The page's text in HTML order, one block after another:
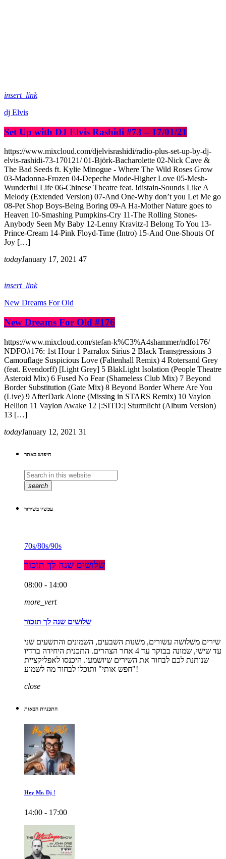
insert_link
dj Elvis
Set Up with DJ Elvis Rashidi #73 – 17/01/21
https://www.mixcloud.com/djelvisrashidi/radio-plus-set-up-by-dj-
elvis-rashidi-73-170121/ 01-Björk-Bacharolette 02-Nick Cave &
The Bad Seeds ft. Kylie Minogue - Where The Wild Roses Grow
03-Madonna-Frozen 04-Depeche Mode-Higher Love 05-Mesh-
Wunderful Life 06-Chinese Theatre feat. !distain-Sounds Like A
Melody (Extended Version) 07-And One-Why don’t you Let Me go
08-Pet Shop Boys-Being Boring 09-A Ha-Mother Nature goes to
Heaven 10-Smashing Pumpkins-Cry 11-The Rolling Stones-
Anybody Seen My Baby 12-Lenny Kravitz-I Belong To You 13-
Prince-Cream 14-Pink Floyd-Time (Intro) 15-And One-Shouts Of
Joy […]
todayJanuary 17, 2021 47
insert_link
New Dreams For Old
New Dreams For Old #176
https://www.mixcloud.com/stefan-k%C3%A4shammer/ndfo176/
NDFO#176: 1st Hour 1 Parralox Sirius 2 Black Transgressions 3
Camouflage Suspicious Love (Faltenhall Remix) 4 Rotersand Grey
(feat. Evendorff) [Light Grey] 5 BlakLight Isolation (People Theatre
Asteroid Mix) 6 Fused No Fear (Shameless Club Mix) 7 Beyond
Border Substitution (Gate Mix) 8 Beyond Border Where Are You
(Live) 9 AfterDark Alone (Missing in STARS Remix) 10 Vaylon
Hellion 11 Vaylon Awake 12 [:SITD:] Sturmlicht (Album Version)
13 […]
todayJanuary 12, 2021 31
חיפוש באתר
search
עכשיו בשידור
70s/80s/90s
שלושים שנה לך תזכור
08:00 - 14:00
more_vert
שלושים שנה לך תזכור
שירים משלושה עשורים, משנות השבעים, השמונים והתשעים שני
עד שישי, שמונה בבוקר עד 4 אחר הצהרים. התכנית היחידה ברדיו
שנותנת לכם לבחור את השירים שיושמעו. היכנסו לאפליקציית
"חפש אותי" ותוכלו לבחור מה לשמוע!
close
התכניות הבאות
Hey Mr. Dj !
14:00 - 17:00